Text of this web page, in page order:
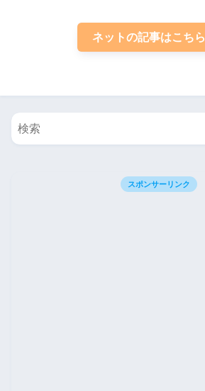
ネットの記事はこちら
スポンサーリンク